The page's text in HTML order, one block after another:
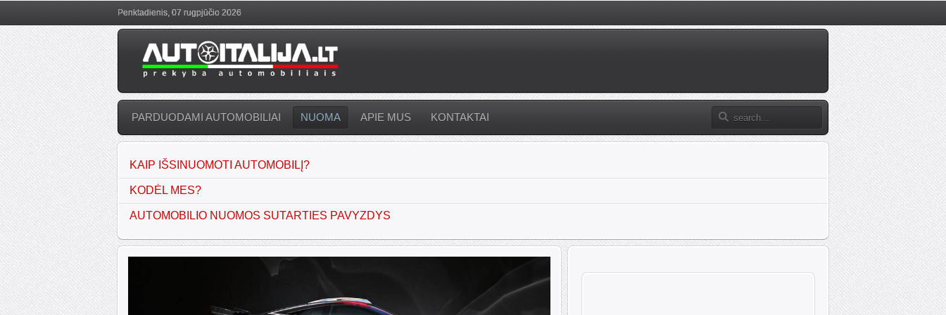
Penktadienis, 07 rugpjūčio 2026
PARDUODAMI AUTOMOBILIAI NUOMA APIE MUS KONTAKTAI
KAIP IŠSINUOMOTI AUTOMOBILĮ?
KODĖL MES?
AUTOMOBILIO NUOMOS SUTARTIES PAVYZDYS